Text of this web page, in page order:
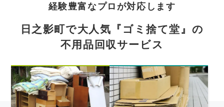
経験豊富なプロが対応します
日之影町で大人気『ゴミ捨て堂』の
不用品回収サービス